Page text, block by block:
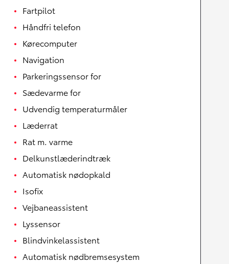
Fartpilot
Håndfri telefon
Kørecomputer
Navigation
Parkeringssensor for
Sædevarme for
Udvendig temperaturmåler
Læderrat
Rat m. varme
Delkunstlæderindtræk
Automatisk nødopkald
Isofix
Vejbaneassistent
Lyssensor
Blindvinkelassistent
Automatisk nødbremsesystem